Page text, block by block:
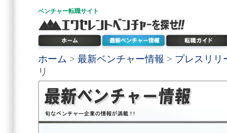
ベンチャー転職サイト
ホーム > 最新ベンチャー情報 > プレスリリ
リ